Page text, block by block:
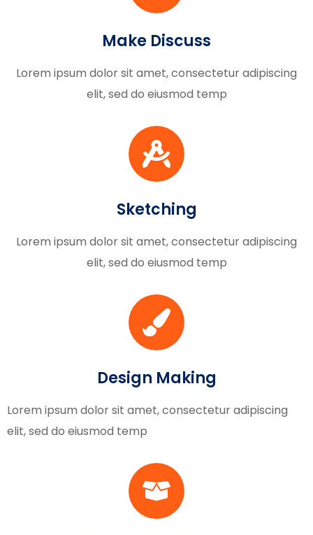
Make Discuss
Lorem ipsum dolor sit amet, consectetur adipiscing
elit, sed do eiusmod temp
Sketching
Lorem ipsum dolor sit amet, consectetur adipiscing
elit, sed do eiusmod temp
Design Making
Lorem ipsum dolor sit amet, consectetur adipiscing
elit, sed do eiusmod temp